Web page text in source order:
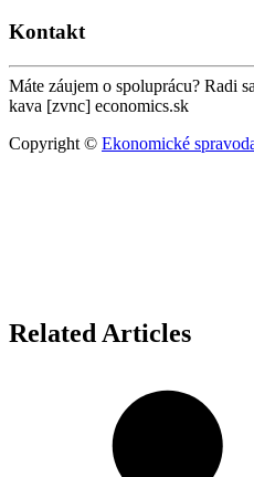
Kontakt
Máte záujem o spoluprácu? Radi
kava [zvnc] economics.sk
Copyright © Ekonomické
Related Articles